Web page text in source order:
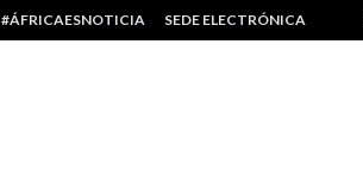
#ÁFRICAESNOTICIA SEDE ELECTRÓNICA